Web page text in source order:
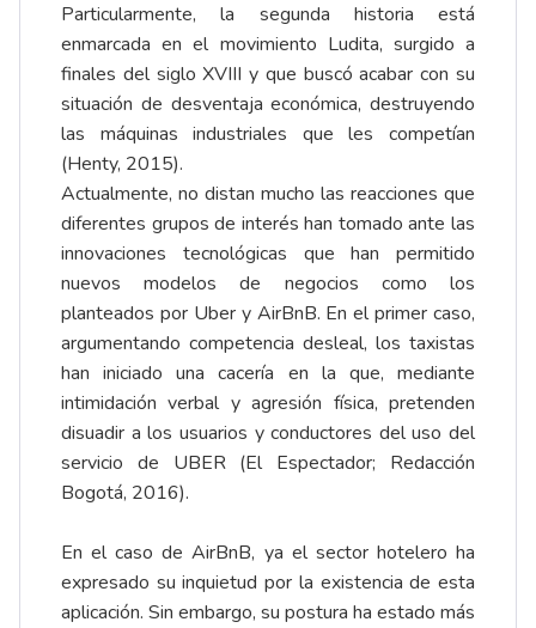
Particularmente, la segunda historia está
enmarcada en el movimiento Ludita, surgido a
finales del siglo XVIII y que buscó acabar con su
situación de desventaja económica, destruyendo
las máquinas industriales que les competían
(Henty, 2015).
Actualmente, no distan mucho las reacciones que
diferentes grupos de interés han tomado ante las
innovaciones tecnológicas que han permitido
nuevos modelos de negocios como los
planteados por Uber y AirBnB. En el primer caso,
argumentando competencia desleal, los taxistas
han iniciado una cacería en la que, mediante
intimidación verbal y agresión física, pretenden
disuadir a los usuarios y conductores del uso del
servicio de UBER (El Espectador; Redacción
Bogotá, 2016).
En el caso de AirBnB, ya el sector hotelero ha
expresado su inquietud por la existencia de esta
aplicación. Sin embargo, su postura ha estado más